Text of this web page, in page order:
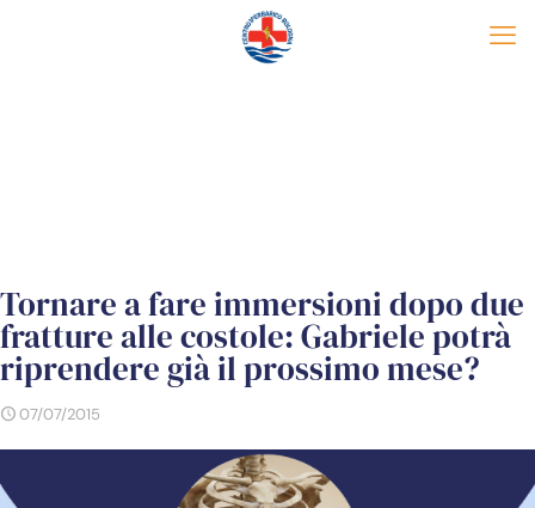
Tornare a fare immersioni dopo due
fratture alle costole: Gabriele potrà
riprendere già il prossimo mese?
07/07/2015